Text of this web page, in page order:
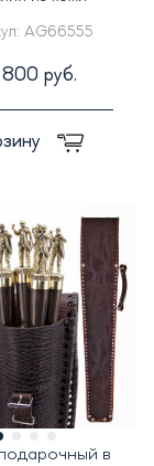
AG66555
руб.
в